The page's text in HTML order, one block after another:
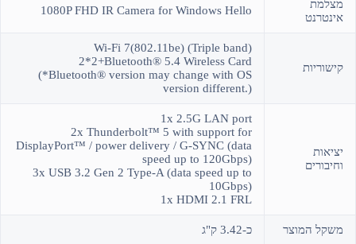
מצלמת
אינטרנט
1080P FHD IR Camera for Windows Hello
קישוריות
Wi-Fi 7(802.11be) (Triple band)
2*2+Bluetooth® 5.4 Wireless Card
(*Bluetooth® version may change with OS
version different.)
יציאות
וחיבורים
1x 2.5G LAN port
2x Thunderbolt™ 5 with support for
DisplayPort™ / power delivery / G-SYNC (data
speed up to 120Gbps)
3x USB 3.2 Gen 2 Type-A (data speed up to
10Gbps)
1x HDMI 2.1 FRL
משקל המוצר כ-3.42 ק"ג